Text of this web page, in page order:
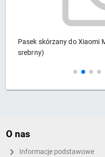
Pasek skórzany do Xiaomi
srebrny)
O nas
Informacje podstawowe